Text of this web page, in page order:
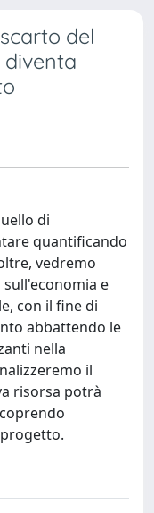
del
di
quantificando
vedremo
e
con il fine di
abbattendo le
nella
il
risorsa potrà